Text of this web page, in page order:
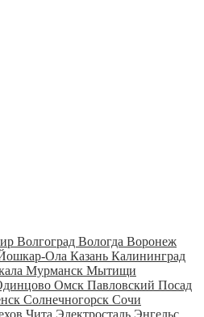
Волгоград Вологда Воронеж
Ола Казань Калининград
Мурманск Мытищи
Омск Павловский Посад
Солнечногорск Сочи
Чита Электросталь Энгельс